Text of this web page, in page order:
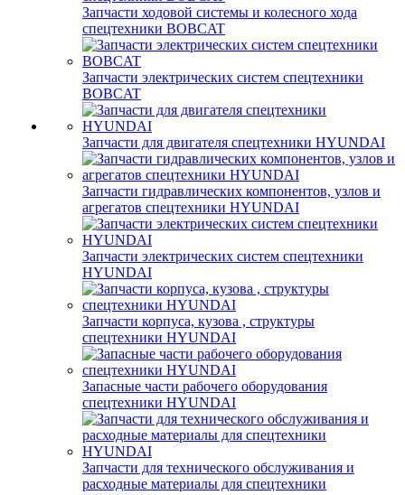
Запчасти ходовой системы и колесного хода
спецтехники BOBCAT
Запчасти электрических систем спецтехники
BOBCAT
Запчасти для двигателя спецтехники HYUNDAI
Запчасти гидравлических компонентов, узлов и
агрегатов спецтехники HYUNDAI
Запчасти электрических систем спецтехники
HYUNDAI
Запчасти корпуса, кузова , структуры
спецтехники HYUNDAI
Запасные части рабочего оборудования
спецтехники HYUNDAI
Запчасти для технического обслуживания и
расходные материалы для спецтехники